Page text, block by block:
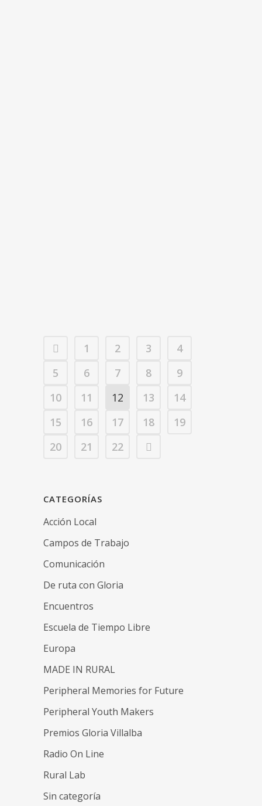
1 2 3
4
5
6 7 8
9
10
11 12 13
14
15
16 17 18
19
20
21 22
CATEGORÍAS
Acción Local
Campos de Trabajo
Comunicación
De ruta con Gloria
Encuentros
Escuela de Tiempo Libre
Europa
MADE IN RURAL
Peripheral Memories for Future
Peripheral Youth Makers
Premios Gloria Villalba
Radio On Line
Rural Lab
Sin categoría